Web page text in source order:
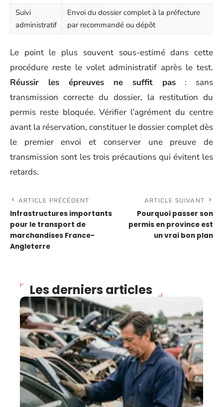
Suivi
administratif
Envoi du dossier complet à la préfecture
par recommandé ou dépôt
Le point le plus souvent sous-estimé dans cette
procédure reste le volet administratif après le test.
Réussir les épreuves ne suffit pas : sans
transmission correcte du dossier, la restitution du
permis reste bloquée. Vérifier l’agrément du centre
avant la réservation, constituer le dossier complet dès
le premier envoi et conserver une preuve de
transmission sont les trois précautions qui évitent les
retards.
ARTICLE PRÉCÉDENT
Infrastructures importants
pour le transport de
marchandises France-
Angleterre
ARTICLE SUIVANT
Pourquoi passer son
permis en province est
un vrai bon plan
Les derniers articles